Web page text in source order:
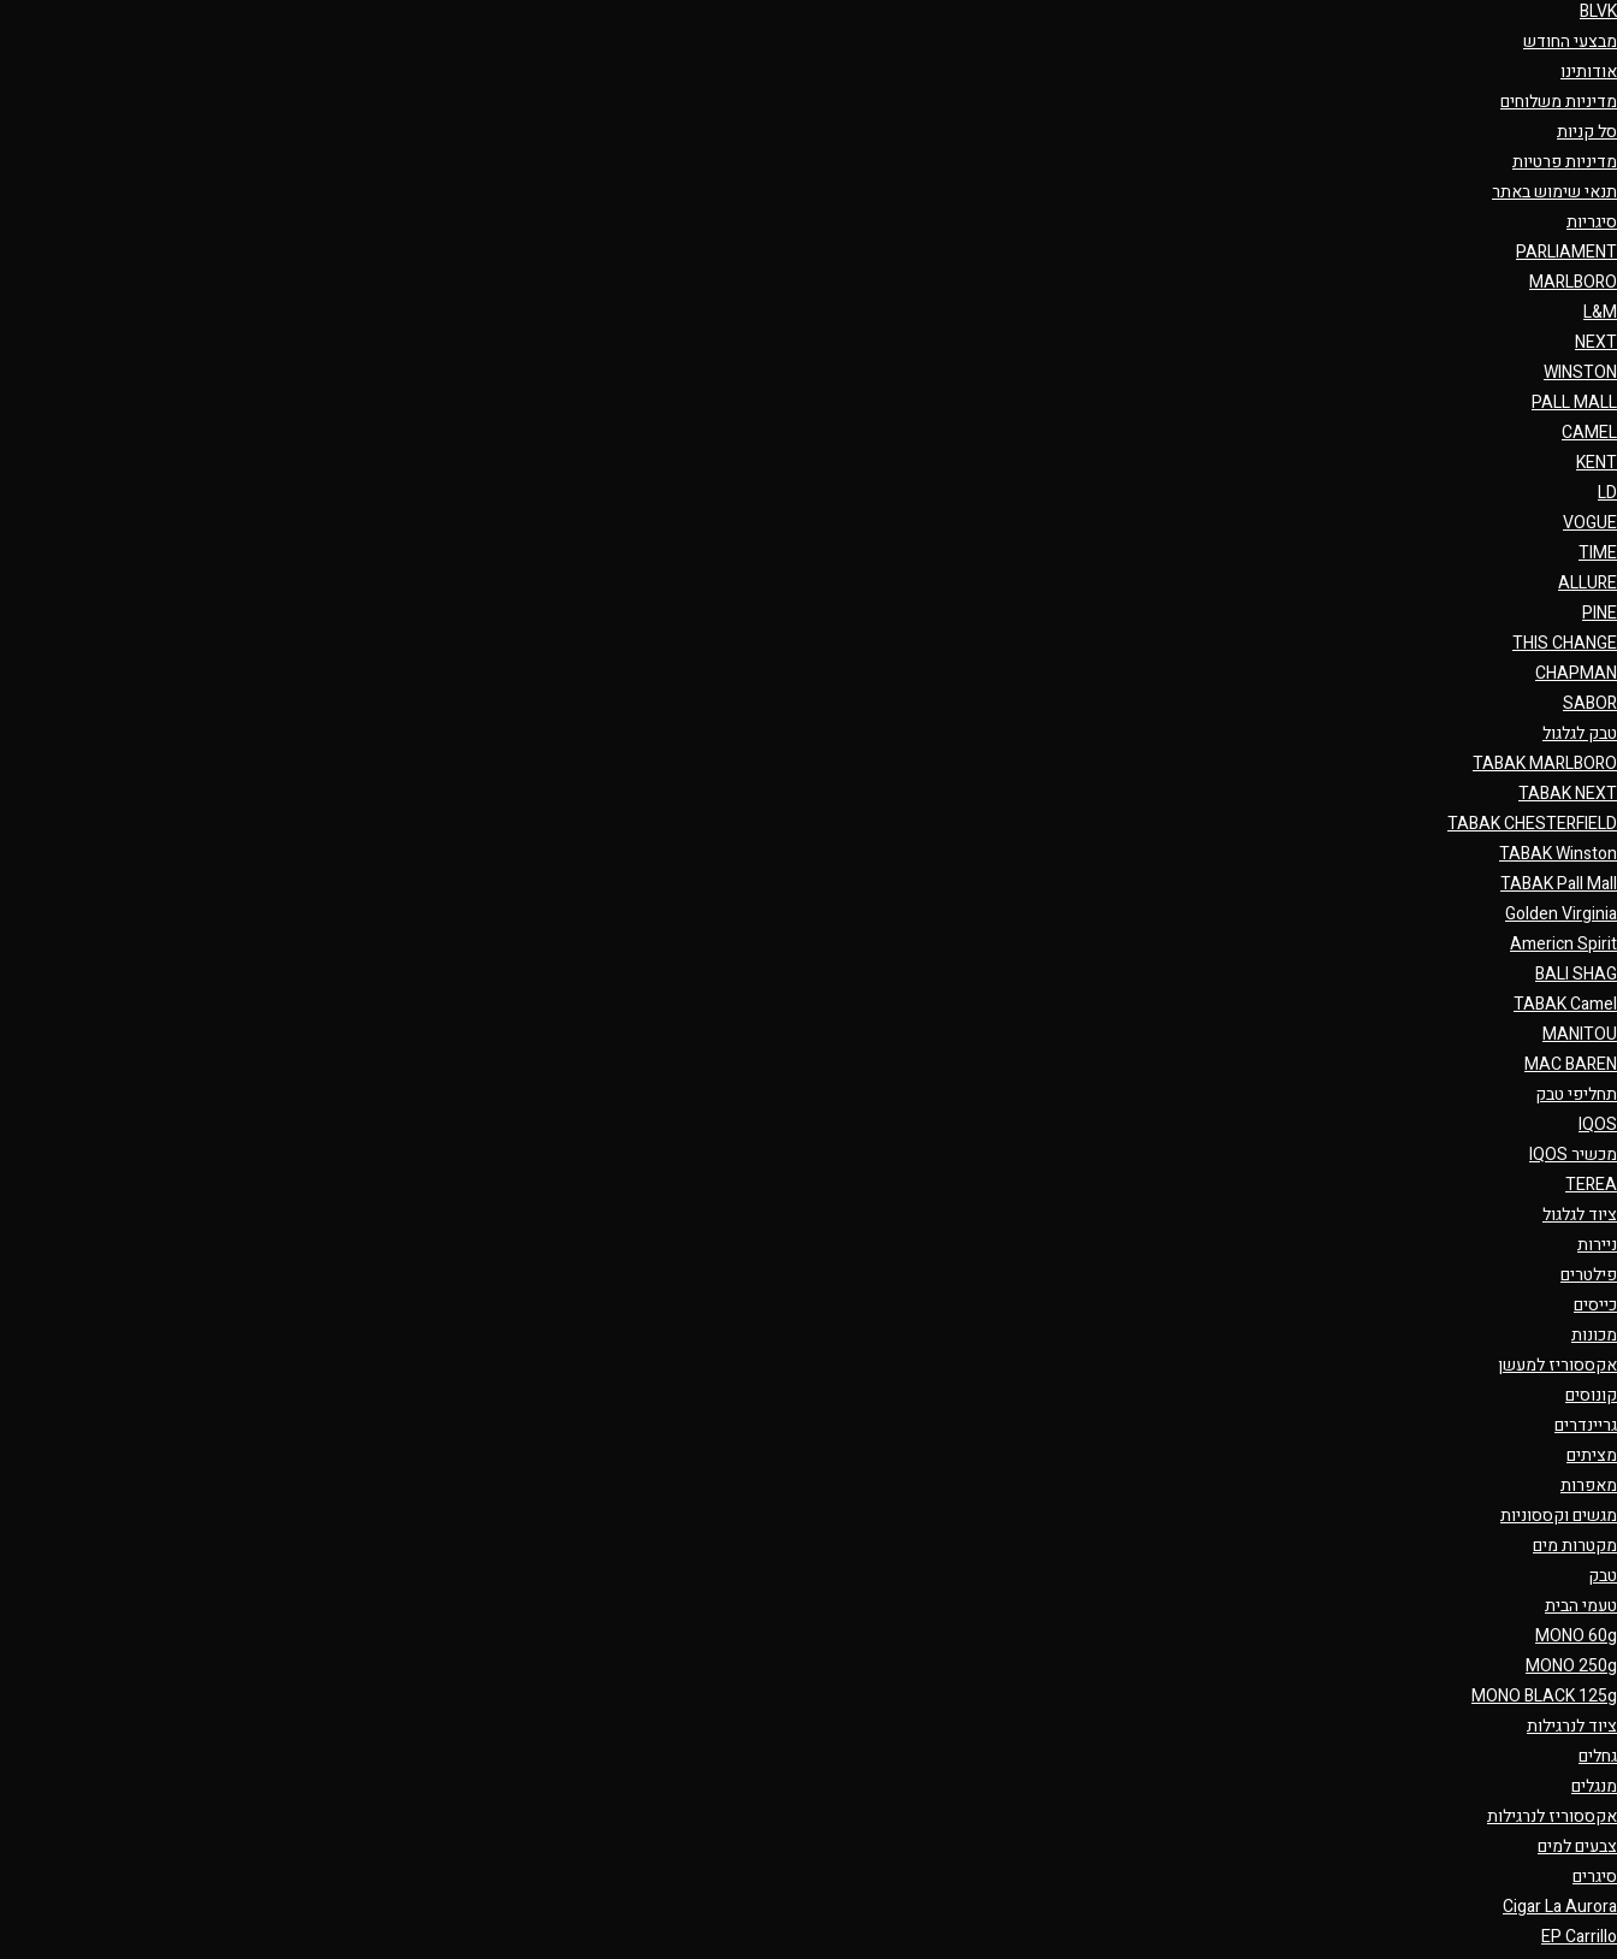
BLVK
מבצעי החודש
אודותינו
מדיניות משלוחים
סל קניות
מדיניות פרטיות
תנאי שימוש באתר
סיגריות
PARLIAMENT
MARLBORO
L&M
NEXT
WINSTON
PALL MALL
CAMEL
KENT
LD
VOGUE
TIME
ALLURE
PINE
THIS CHANGE
CHAPMAN
SABOR
טבק לגלגול
TABAK MARLBORO
TABAK NEXT
TABAK CHESTERFIELD
TABAK Winston
TABAK Pall Mall
Golden Virginia
Americn Spirit
BALI SHAG
TABAK Camel
MANITOU
MAC BAREN
תחליפי טבק
IQOS
מכשיר IQOS
TEREA
ציוד לגלגול
ניירות
פילטרים
כייסים
מכונות
אקססוריז למעשן
קונוסים
גריינדרים
מציתים
מאפרות
מגשים וקססוניות
מקטרות מים
טבק
טעמי הבית
MONO 60g
MONO 250g
MONO BLACK 125g
ציוד לנרגילות
גחלים
מנגלים
אקססוריז לנרגילות
צבעים למים
סיגרים
Cigar La Aurora
EP Carrillo